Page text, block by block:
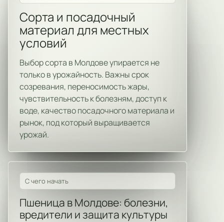
Сорта и посадочный
материал для местных
условий
Выбор сорта в Молдове упирается не
только в урожайность. Важны срок
созревания, переносимость жары,
чувствительность к болезням, доступ к
воде, качество посадочного материала и
рынок, под который выращивается
урожай.
С чего начать
Пшеница в Молдове: болезни,
вредители и защита культуры